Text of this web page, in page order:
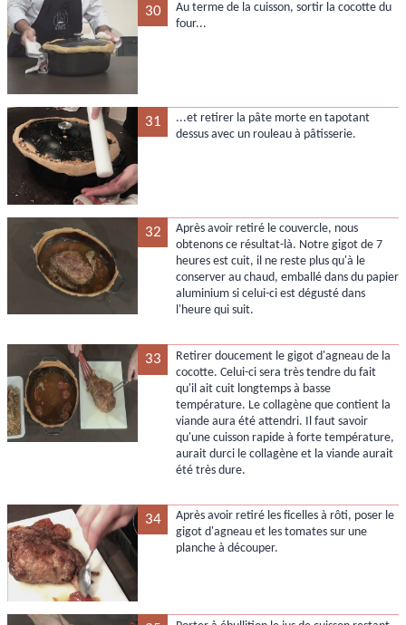
30
Au terme de la cuisson, sortir la cocotte du
four...
31
...et retirer la pâte morte en tapotant
dessus avec un rouleau à pâtisserie.
32
Après avoir retiré le couvercle, nous
obtenons ce résultat-là. Notre gigot de 7
heures est cuit, il ne reste plus qu'à le
conserver au chaud, emballé dans du papier
aluminium si celui-ci est dégusté dans
l'heure qui suit.
33
Retirer doucement le gigot d'agneau de la
cocotte. Celui-ci sera très tendre du fait
qu'il ait cuit longtemps à basse
température. Le collagène que contient la
viande aura été attendri. Il faut savoir
qu'une cuisson rapide à forte température,
aurait durci le collagène et la viande aurait
été très dure.
34
Après avoir retiré les ficelles à rôti, poser le
gigot d'agneau et les tomates sur une
planche à découper.